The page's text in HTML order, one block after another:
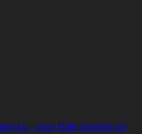
– ohne Hilfe überlebe ich